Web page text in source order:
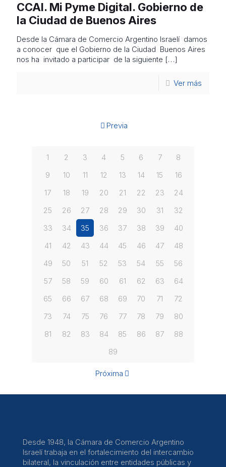
CCAI. Mi Pyme Digital. Gobierno de
la Ciudad de Buenos Aires
Desde la Cámara de Comercio Argentino Israelí damos
a conocer que el Gobierno de la Ciudad Buenos Aires
nos ha invitado a participar de la siguiente […]
Ver más
Previa
1 2 3 4 5 6 7
8
9
10 11 12 13 14 15
16
17
18 19 20 21 22 23
24
25
26 27 28 29 30 31
32
33
34 35 36 37 38 39
40
41
42 43 44 45 46 47
48
49
50 51 52 53 54 55
56
57
58 59 60 61 62 63
64
65
66 67 68 69 70 71
72
73
74 75 76 77 78 79
80
81
82 83 84 85 86 87
88
89
Próxima
Desde 1948, la Cámara de Comercio Argentino
Israelí trabaja en el fortalecimiento del intercambio
bilateral, la vinculación entre entidades públicas y